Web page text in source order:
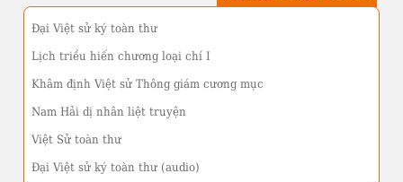
Đại Việt sử ký toàn thư
Lịch triều hiến chương loại chí I
Khâm định Việt sử Thông giám cương mục
Nam Hải dị nhân liệt truyện
Việt Sử toàn thư
Đại Việt sử ký toàn thư (audio)